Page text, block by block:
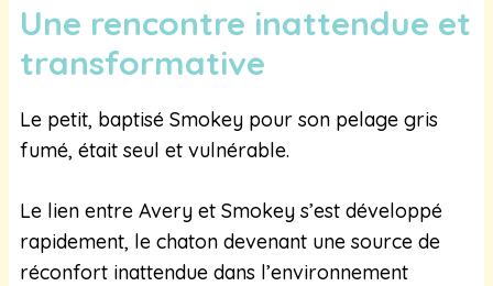
Une rencontre inattendue et
transformative
Le petit, baptisé Smokey pour son pelage gris
fumé, était seul et vulnérable.
Le lien entre Avery et Smokey s’est développé
rapidement, le chaton devenant une source de
réconfort inattendue dans l’environnement